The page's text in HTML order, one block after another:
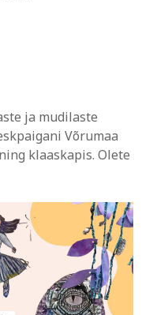
ja mudilaste
Võrumaa
klaaskapis. Olete